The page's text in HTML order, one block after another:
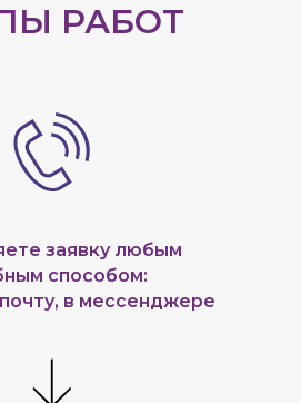
РАБОТ
заявку любым
способом:
в мессенджере